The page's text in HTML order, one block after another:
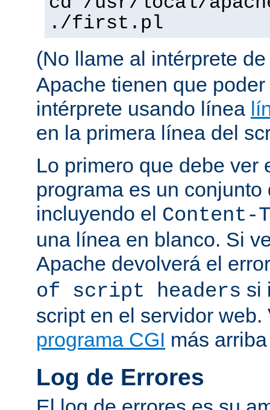
./first.pl
(No llame al intérprete
Apache tienen que
intérprete usando línea
en la primera línea del
Lo primero que debe ver
programa es un
incluyendo el Content-
una línea en blanco. Si
Apache devolverá el
of script headers si
script en el servidor
programa CGI más
Log de Errores